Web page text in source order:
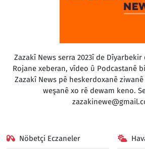
Zazakî News serra 2023î de
Rojane xeberan, vîdeo û Podcastanê
Zazakî News pê heskerdoxanê
weşanê xo rê dewam keno.
Nöbetçi Eczaneler